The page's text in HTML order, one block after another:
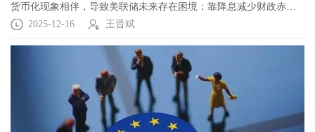
货币化现象相伴，导致美联储未来存在困境：靠降息减少财政赤字
融资成本将受到通胀的显著约束。这种困境起源于对冲疫情影响的
2025-12-16 王晋斌